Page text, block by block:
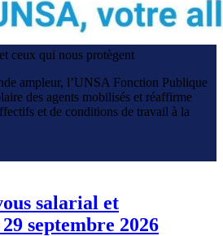
ceux qui nous protègent
ampleur, l’UNSA Fonction Publique
des agents mobilisés et réaffirme
et de conditions de travail à la
salarial et
septembre 2026